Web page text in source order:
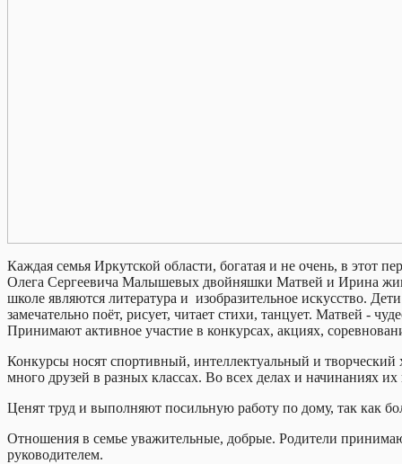
Каждая семья Иркутской области, богатая и не очень, в
Олега Сергеевича Малышевых двойняшки Матвей и Ирина
школе являются литература и изобразительное искусство.
замечательно поёт, рисует, читает стихи, танцует. Матвей -
Принимают активное участие в конкурсах, акциях,
Конкурсы носят спортивный, интеллектуальный и
много друзей в разных классах. Во всех делах и начинаниях
Ценят труд и выполняют посильную работу по дому, так как
Отношения в семье уважительные, добрые. Родители
руководителем.